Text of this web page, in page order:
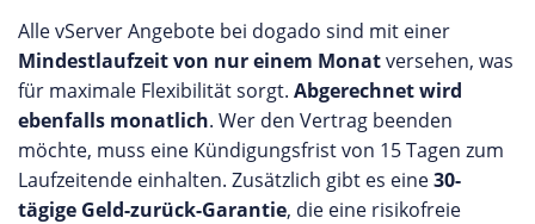
Alle vServer Angebote bei dogado sind mit einer
Mindestlaufzeit von nur einem Monatversehen, was
für maximale Flexibilität sorgt. Abgerechnet wird
ebenfalls monatlich. Wer den Vertrag beenden
möchte, muss eine Kündigungsfrist von 15 Tagen zum
Laufzeitende einhalten. Zusätzlich gibt es eine30-
tägige Geld-zurück-Garantie, die eine risikofreie